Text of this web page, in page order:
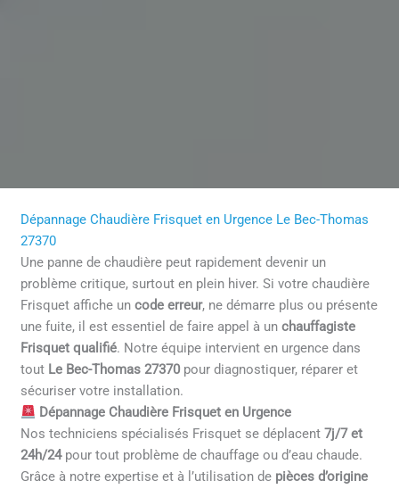
Dépannage Chaudière Frisquet en Urgence Le Bec-Thomas
27370
Une panne de chaudière peut rapidement devenir un
problème critique, surtout en plein hiver. Si votre chaudière
Frisquet affiche uncode erreur, ne démarre plus ou présente
une fuite, il est essentiel de faire appel à unchauffagiste
Frisquet qualifié. Notre équipe intervient en urgence dans
tout Le Bec-Thomas 27370 pour diagnostiquer, réparer et
sécuriser votre installation.
Dépannage Chaudière Frisquet en Urgence
Nos techniciens spécialisés Frisquet se déplacent7j/7 et
24h/24pour tout problème de chauffage ou d’eau chaude.
Grâce à notre expertise et à l’utilisation de pièces d’origine